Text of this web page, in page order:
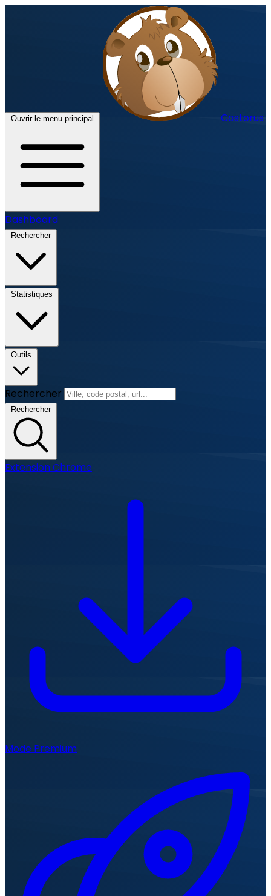
Ouvrir le menu principal Castorus
Dashboard
Rechercher
Statistiques
Outils
Rechercher
Rechercher
Extension Chrome
Mode Premium